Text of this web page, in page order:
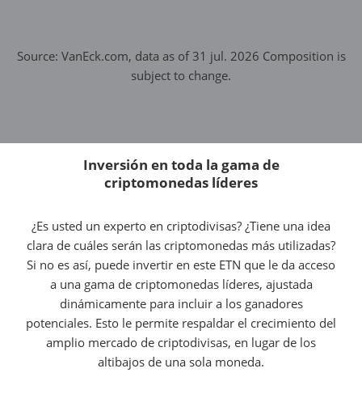
Source: VanEck.com, data as of 31 jul. 2026 Composition is
subject to change.
Inversión en toda la gama de
criptomonedas líderes
¿Es usted un experto en criptodivisas? ¿Tiene una idea
clara de cuáles serán las criptomonedas más utilizadas?
Si no es así, puede invertir en este ETN que le da acceso
a una gama de criptomonedas líderes, ajustada
dinámicamente para incluir a los ganadores
potenciales. Esto le permite respaldar el crecimiento del
amplio mercado de criptodivisas, en lugar de los
altibajos de una sola moneda.